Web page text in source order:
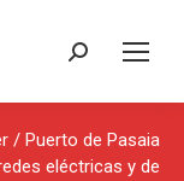
Buscar:
/ Puerto de Pasaia
eléctricas y de